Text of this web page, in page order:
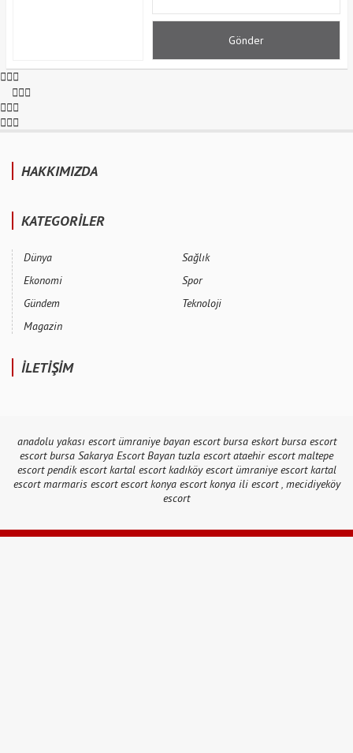
HAKKIMIZDA
KATEGORİLER
Dünya
Ekonomi
Gündem
Magazin
Sağlık
Spor
Teknoloji
İLETİŞİM
anadolu yakası escort ümraniye bayan escort bursa eskort bursa escort
escort bursa Sakarya Escort Bayan tuzla escort ataehir escort maltepe
escort pendik escort kartal escort kadıköy escort ümraniye escort kartal
escort marmaris escort escort konya escort konya ili escort, mecidiyeköy
escort